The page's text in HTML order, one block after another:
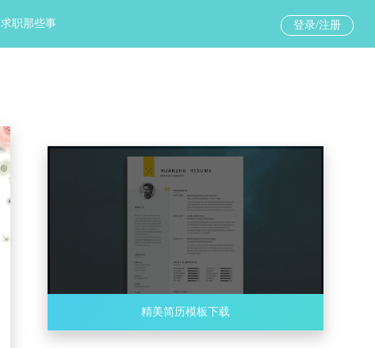
求职那些事 登录/注册
精美简历模板下载